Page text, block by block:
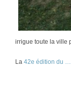
irrigue toute la ville
La 42e édition du …